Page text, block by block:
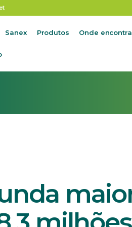
Sanex Produtos Onde
safra de grãos: 228,3 milhões de